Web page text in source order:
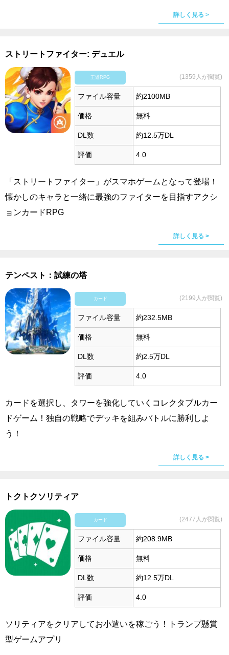
詳しく見る >
ストリートファイター: デュエル
王道RPG (1359人が閲覧)
ファイル容量 約2100MB
価格 無料
DL数 約12.5万DL
評価 4.0
「ストリートファイター」がスマホゲームとなって登場！
懐かしのキャラと一緒に最強のファイターを目指すアクシ
ョンカードRPG
詳しく見る >
テンペスト：試練の塔
カード (2199人が閲覧)
ファイル容量 約232.5MB
価格 無料
DL数 約2.5万DL
評価 4.0
カードを選択し、タワーを強化していくコレクタブルカー
ドゲーム！独自の戦略でデッキを組みバトルに勝利しよ
う！
詳しく見る >
トクトクソリティア
カード (2477人が閲覧)
ファイル容量 約208.9MB
価格 無料
DL数 約12.5万DL
評価 4.0
ソリティアをクリアしてお小遣いを稼ごう！トランプ懸賞
型ゲームアプリ